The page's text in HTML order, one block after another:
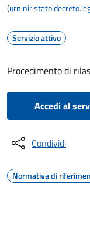
(
Servizio attivo
Procedimento di
Accedi al
Condividi
Normativa di